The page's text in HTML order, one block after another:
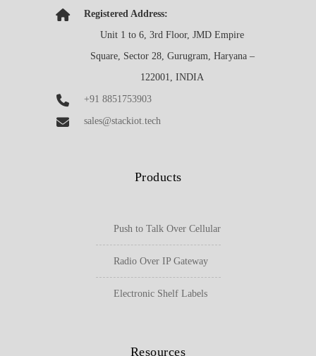
Registered Address:
Unit 1 to 6, 3rd Floor, JMD Empire
Square, Sector 28, Gurugram, Haryana –
122001, INDIA
+91 8851753903
sales@stackiot.tech
Products
Push to Talk Over Cellular
Radio Over IP Gateway
Electronic Shelf Labels
Resources